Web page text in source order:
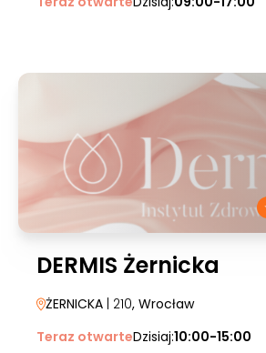
DERMIS Żernicka
ŻERNICKA | 210, Wrocław
Teraz otwarteDzisiaj:10:00-15:00